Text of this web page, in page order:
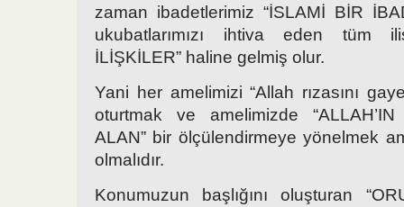
zaman ibadetlerimiz “İSLAMİ BİR
ukubatlarımızı ihtiva eden tüm
İLİŞKİLER” haline gelmiş olur.
Yani her amelimizi “Allah rızasını
oturtmak ve amelimizde
ALAN” bir ölçülendirmeye yönelmek
olmalıdır.
Konumuzun başlığını oluşturan